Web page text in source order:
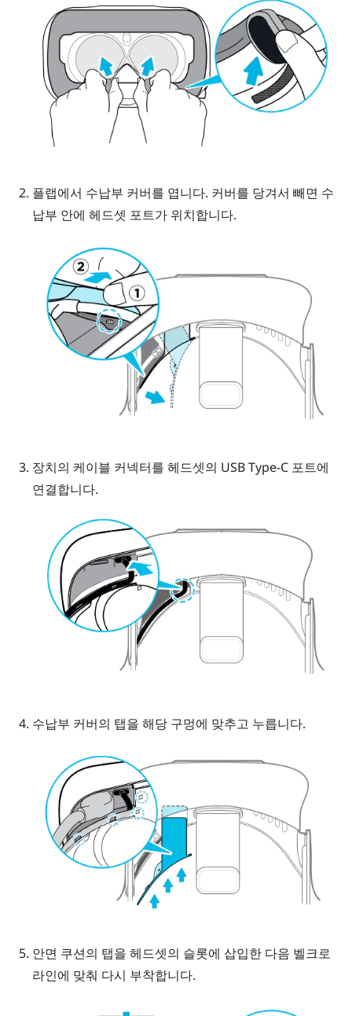
플랩에서 수납부 커버를 엽니다. 커버를 당겨서 빼면 수
납부 안에 헤드셋 포트가 위치합니다.
장치의 케이블 커넥터를 헤드셋의 USB Type-C 포트에
연결합니다.
수납부 커버의 탭을 해당 구멍에 맞추고 누릅니다.
안면 쿠션의 탭을 헤드셋의 슬롯에 삽입한 다음 벨크로
라인에 맞춰 다시 부착합니다.